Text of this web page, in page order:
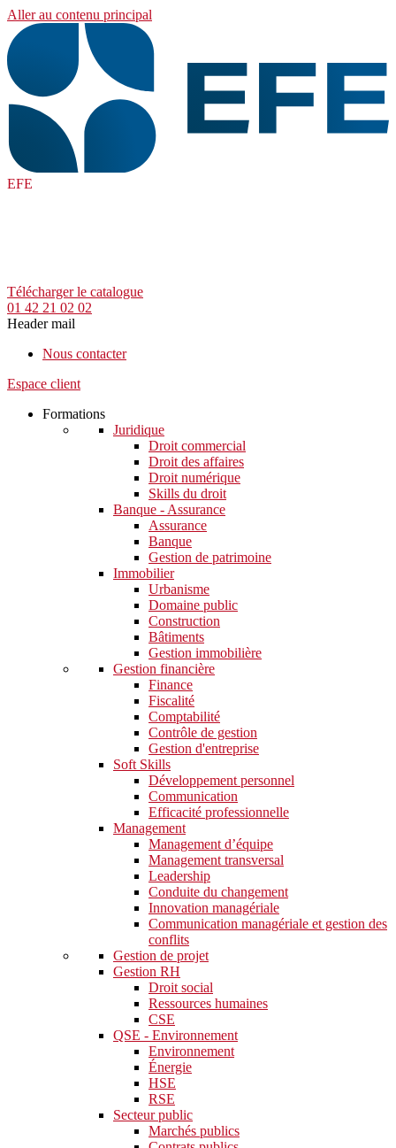
Aller au contenu principal
EFE
Télécharger le catalogue
01 42 21 02 02
Header mail
Nous contacter
Espace client
Formations
Juridique
Droit commercial
Droit des affaires
Droit numérique
Skills du droit
Banque - Assurance
Assurance
Banque
Gestion de patrimoine
Immobilier
Urbanisme
Domaine public
Construction
Bâtiments
Gestion immobilière
Gestion financière
Finance
Fiscalité
Comptabilité
Contrôle de gestion
Gestion d'entreprise
Soft Skills​
Développement personnel
Communication
Efficacité professionnelle
Management
Management d’équipe
Management transversal
Leadership
Conduite du changement
Innovation managériale
Communication managériale et gestion des
conflits
Gestion de projet
Gestion RH
Droit social
Ressources humaines
CSE
QSE - Environnement
Environnement
Énergie
HSE
RSE
Secteur public
Marchés publics